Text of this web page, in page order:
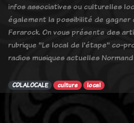
infos associatives ou culturelles
également la possibilité de gagner
Ferarock. On vous présente des
rubrique "Le local de l'étape" co-
radios musiques actuelles
CDLALOCALE culture local